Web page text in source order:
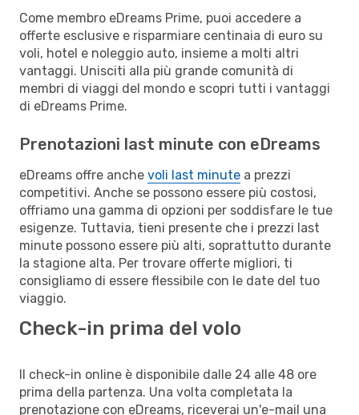
Come membro eDreams Prime, puoi accedere a
offerte esclusive e risparmiare centinaia di euro su
voli, hotel e noleggio auto, insieme a molti altri
vantaggi. Unisciti alla più grande comunità di
membri di viaggi del mondo e scopri tutti i vantaggi
di eDreams Prime.
Prenotazioni last minute con eDreams
eDreams offre anche voli last minute a prezzi
competitivi. Anche se possono essere più costosi,
offriamo una gamma di opzioni per soddisfare le tue
esigenze. Tuttavia, tieni presente che i prezzi last
minute possono essere più alti, soprattutto durante
la stagione alta. Per trovare offerte migliori, ti
consigliamo di essere flessibile con le date del tuo
viaggio.
Check-in prima del volo
Il check-in online è disponibile dalle 24 alle 48 ore
prima della partenza. Una volta completata la
prenotazione con eDreams, riceverai un'e-mail una